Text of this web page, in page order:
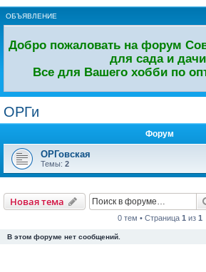
ОБЪЯВЛЕНИЕ
Добро пожаловать на форум
для сада и
Все для Вашего хобби по
ОРГи
Форум
ОРГовская
Темы: 2
Новая тема
Новаятема
0 тем • Страница 1 из 1
В этом форуме нет сообщений.